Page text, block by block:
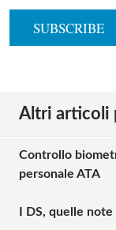
Altri articoli
Controllo
personale ATA
I DS, quelle